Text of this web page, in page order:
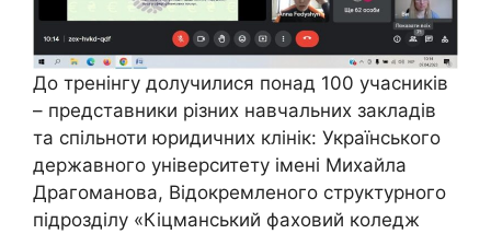
До тренінгу долучилися понад 100 учасників
– представники різних навчальних закладів
та спільноти юридичних клінік: Українського
державного університету імені Михайла
Драгоманова, Відокремленого структурного
підрозділу «Кіцманський фаховий коледж